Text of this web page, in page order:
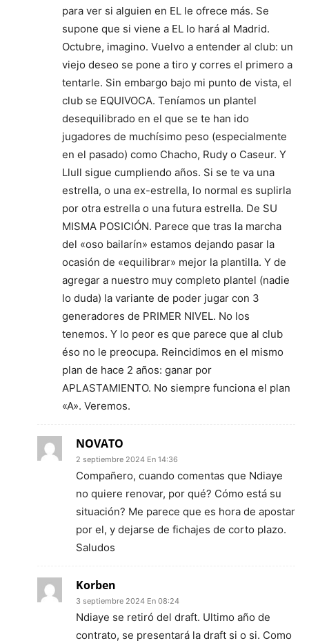
para ver si alguien en EL le ofrece más. Se
supone que si viene a EL lo hará al Madrid.
Octubre, imagino. Vuelvo a entender al club: un
viejo deseo se pone a tiro y corres el primero a
tentarle. Sin embargo bajo mi punto de vista, el
club se EQUIVOCA. Teníamos un plantel
desequilibrado en el que se te han ido
jugadores de muchísimo peso (especialmente
en el pasado) como Chacho, Rudy o Caseur. Y
Llull sigue cumpliendo años. Si se te va una
estrella, o una ex-estrella, lo normal es suplirla
por otra estrella o una futura estrella. De SU
MISMA POSICIÓN. Parece que tras la marcha
del «oso bailarín» estamos dejando pasar la
ocasión de «equilibrar» mejor la plantilla. Y de
agregar a nuestro muy completo plantel (nadie
lo duda) la variante de poder jugar con 3
generadores de PRIMER NIVEL. No los
tenemos. Y lo peor es que parece que al club
éso no le preocupa. Reincidimos en el mismo
plan de hace 2 años: ganar por
APLASTAMIENTO. No siempre funciona el plan
«A». Veremos.
NOVATO
2 septiembre 2024 En 14:36
Compañero, cuando comentas que Ndiaye
no quiere renovar, por qué? Cómo está su
situación? Me parece que es hora de apostar
por el, y dejarse de fichajes de corto plazo.
Saludos
Korben
3 septiembre 2024 En 08:24
Ndiaye se retiró del draft. Ultimo año de
contrato, se presentará la draft si o si. Como